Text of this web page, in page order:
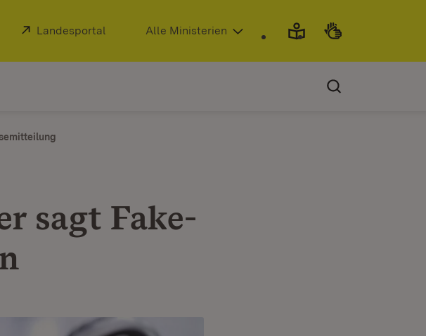
Extern:
Landesportal (Öffnet in neuem Fenster)
Alle Ministerien
sagt Fake-